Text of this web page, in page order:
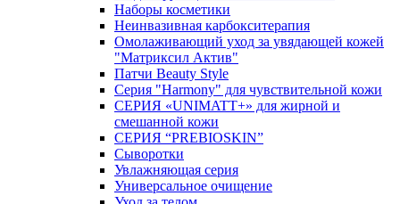
Наборы косметики
Неинвазивная карбокситерапия
Омолаживающий уход за увядающей кожей
"Матриксил Актив"
Патчи Beauty Style
Серия "Harmony" для чувствительной кожи
СЕРИЯ «UNIMATT+» для жирной и
смешанной кожи
СЕРИЯ “PREBIOSKIN”
Сыворотки
Увлажняющая серия
Универсальное очищение